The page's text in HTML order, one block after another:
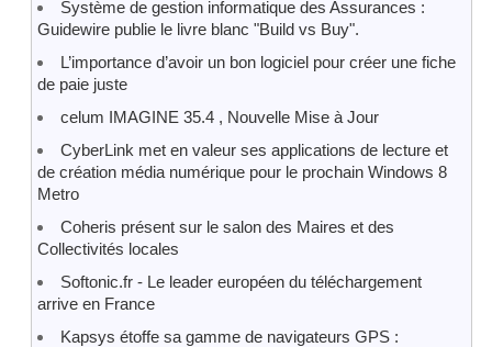
Système de gestion informatique des Assurances :
Guidewire publie le livre blanc "Build vs Buy".
L’importance d’avoir un bon logiciel pour créer une fiche
de paie juste
celum IMAGINE 35.4 , Nouvelle Mise à Jour
CyberLink met en valeur ses applications de lecture et
de création média numérique pour le prochain Windows 8
Metro
Coheris présent sur le salon des Maires et des
Collectivités locales
Softonic.fr - Le leader européen du téléchargement
arrive en France
Kapsys étoffe sa gamme de navigateurs GPS :